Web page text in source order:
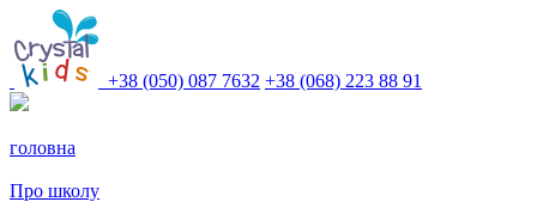
+38 (050) 087 7632 +38 (068) 223 88 91
головна
Про школу